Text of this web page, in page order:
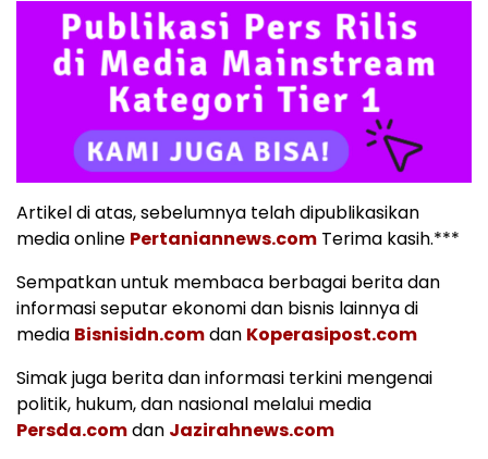
Artikel di atas, sebelumnya telah dipublikasikan
media online Pertaniannews.com Terima kasih.***
Sempatkan untuk membaca berbagai berita dan
informasi seputar ekonomi dan bisnis lainnya di
media Bisnisidn.comdan Koperasipost.com
Simak juga berita dan informasi terkini mengenai
politik, hukum, dan nasional melalui media
Persda.comdan Jazirahnews.com